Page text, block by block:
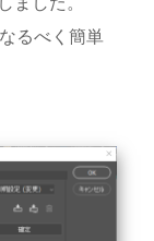
るべく簡単